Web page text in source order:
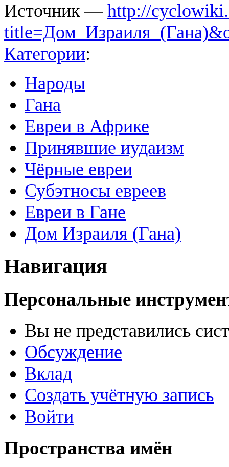
Источник — http://
Категории:
Народы
Гана
Евреи в Африке
Принявшие иудаизм
Чёрные евреи
Субэтносы евреев
Евреи в Гане
Дом Израиля (Гана)
Навигация
Персональные
Вы не представились
Обсуждение
Вклад
Создать учётную запись
Войти
Пространства имён